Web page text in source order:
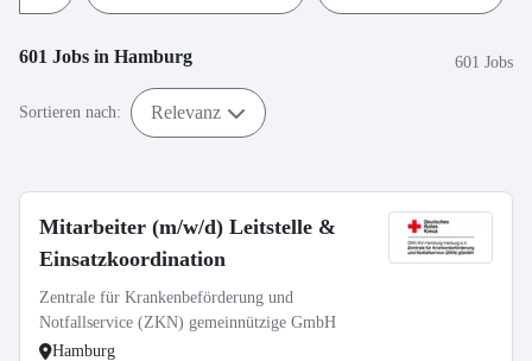
601 Jobs in Hamburg 601 Jobs
Sortieren nach: Relevanz
Mitarbeiter (m/w/d) Leitstelle &
Einsatzkoordination
Zentrale für Krankenbeförderung und
Notfallservice (ZKN) gemeinnützige GmbH
Hamburg